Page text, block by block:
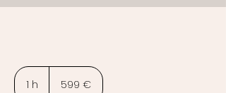
1 h 599 €